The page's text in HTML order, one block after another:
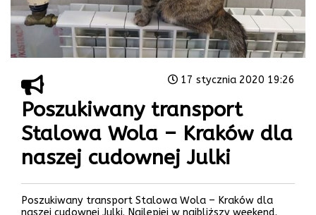
17 stycznia 2020 19:26
Poszukiwany transport
Stalowa Wola – Kraków dla
naszej cudownej Julki
Poszukiwany transport Stalowa Wola – Kraków dla
naszej cudownej Julki. Najlepiej w najbliższy weekend.